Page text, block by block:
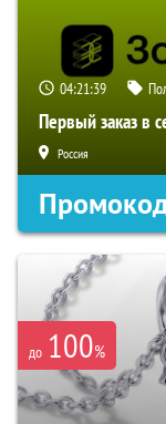
04:21:38
Первый заказ в
Россия
до 100%